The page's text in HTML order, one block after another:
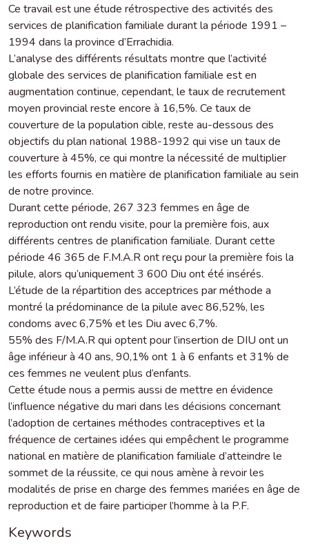
Ce travail est une étude rétrospective des activités des
services de planification familiale durant la période 1991 –
1994 dans la province d’Errachidia.
L’analyse des différents résultats montre que l’activité
globale des services de planification familiale est en
augmentation continue, cependant, le taux de recrutement
moyen provincial reste encore à 16,5%. Ce taux de
couverture de la population cible, reste au-dessous des
objectifs du plan national 1988-1992 qui vise un taux de
couverture à 45%, ce qui montre la nécessité de multiplier
les efforts fournis en matière de planification familiale au sein
de notre province.
Durant cette période, 267 323 femmes en âge de
reproduction ont rendu visite, pour la première fois, aux
différents centres de planification familiale. Durant cette
période 46 365 de F.M.A.R ont reçu pour la première fois la
pilule, alors qu’uniquement 3 600 Diu ont été insérés.
L’étude de la répartition des acceptrices par méthode a
montré la prédominance de la pilule avec 86,52%, les
condoms avec 6,75% et les Diu avec 6,7%.
55% des F/M.A.R qui optent pour l’insertion de DIU ont un
âge inférieur à 40 ans, 90,1% ont 1 à 6 enfants et 31% de
ces femmes ne veulent plus d’enfants.
Cette étude nous a permis aussi de mettre en évidence
l’influence négative du mari dans les décisions concernant
l’adoption de certaines méthodes contraceptives et la
fréquence de certaines idées qui empêchent le programme
national en matière de planification familiale d’atteindre le
sommet de la réussite, ce qui nous amène à revoir les
modalités de prise en charge des femmes mariées en âge de
reproduction et de faire participer l’homme à la P.F.
Keywords